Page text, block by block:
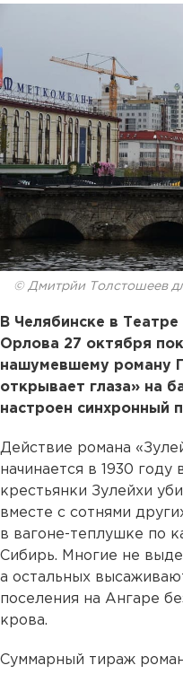
© Дмитрйи Толстошеев
В Челябинске в
Орлова 27 октября
нашумевшему роману
открывает глаза» на
настроен синхронный
Действие романа
начинается в 1930
крестьянки Зулейхи
вместе с сотнями
в вагоне-теплушке по
Сибирь. Многие не
а остальных
поселения на Ангаре
крова.
Суммарный тираж